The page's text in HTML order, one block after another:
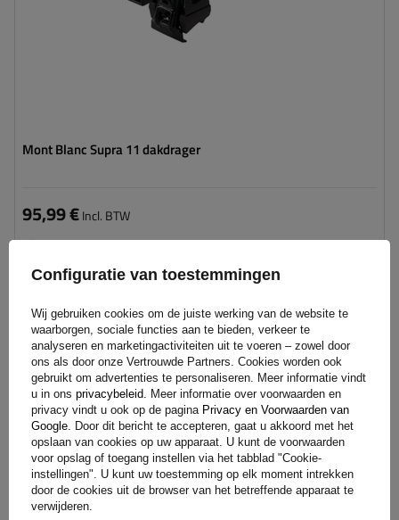
Mont Blanc Supra 11 dakdrager
95,99 €Incl. BTW
Product beschikbaar in grote hoeveelheden
We verzenden al
winkelwagen
toevoegen
Configuratie van toestemmingen
Wij gebruiken cookies om de juiste werking van de website te
waarborgen, sociale functies aan te bieden, verkeer te
analyseren en marketingactiviteiten uit te voeren – zowel door
ons als door onze Vertrouwde Partners. Cookies worden ook
gebruikt om advertenties te personaliseren. Meer informatie vindt
u in ons privacybeleid. Meer informatie over voorwaarden en
privacy vindt u ook op de pagina Privacy en Voorwaarden van
Google. Door dit bericht te accepteren, gaat u akkoord met het
opslaan van cookies op uw apparaat. U kunt de voorwaarden
voor opslag of toegang instellen via het tabblad "Cookie-
instellingen". U kunt uw toestemming op elk moment intrekken
door de cookies uit de browser van het betreffende apparaat te
verwijderen.